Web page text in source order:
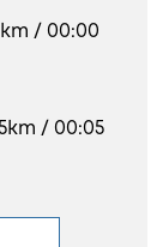
/ 00:00
/ 00:05